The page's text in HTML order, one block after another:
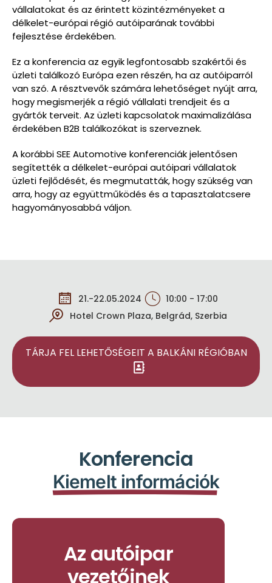
vállalatokat és az érintett közintézményeket a
délkelet-európai régió autóiparának további
fejlesztése érdekében.
Ez a konferencia az egyik legfontosabb szakértői és
üzleti találkozó Európa ezen részén, ha az autóiparról
van szó. A résztvevők számára lehetőséget nyújt arra,
hogy megismerjék a régió vállalati trendjeit és a
gyártók terveit. Az üzleti kapcsolatok maximalizálása
érdekében B2B találkozókat is szerveznek.
A korábbi SEE Automotive konferenciák jelentősen
segítették a délkelet-európai autóipari vállalatok
üzleti fejlődését, és megmutatták, hogy szükség van
arra, hogy az együttműködés és a tapasztalatcsere
hagyományosabbá váljon.
21.-22.05.2024
10:00 - 17:00
Hotel Crown Plaza, Belgrád, Szerbia
TÁRJA FEL LEHETŐSÉGEIT A BALKÁNI RÉGIÓBAN
Konferencia
Kiemelt információk
Az autóipar
vezetőinek